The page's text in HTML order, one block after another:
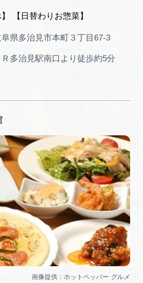
【日替わりお惣菜】
県多治見市本町３丁目67-3
Ｒ多治見駅南口より徒歩約5分